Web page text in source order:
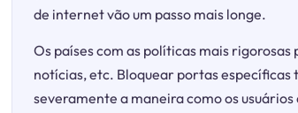
de internet vão um passo mais longe.
Os países com as políticas mais
notícias, etc. Bloquear portas
severamente a maneira como os